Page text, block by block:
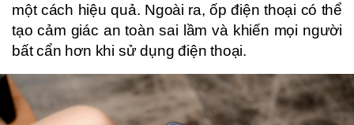
một cách hiệu quả. Ngoài ra, ốp điện thoại có thể
tạo cảm giác an toàn sai lầm và khiến mọi người
bất cẩn hơn khi sử dụng điện thoại.